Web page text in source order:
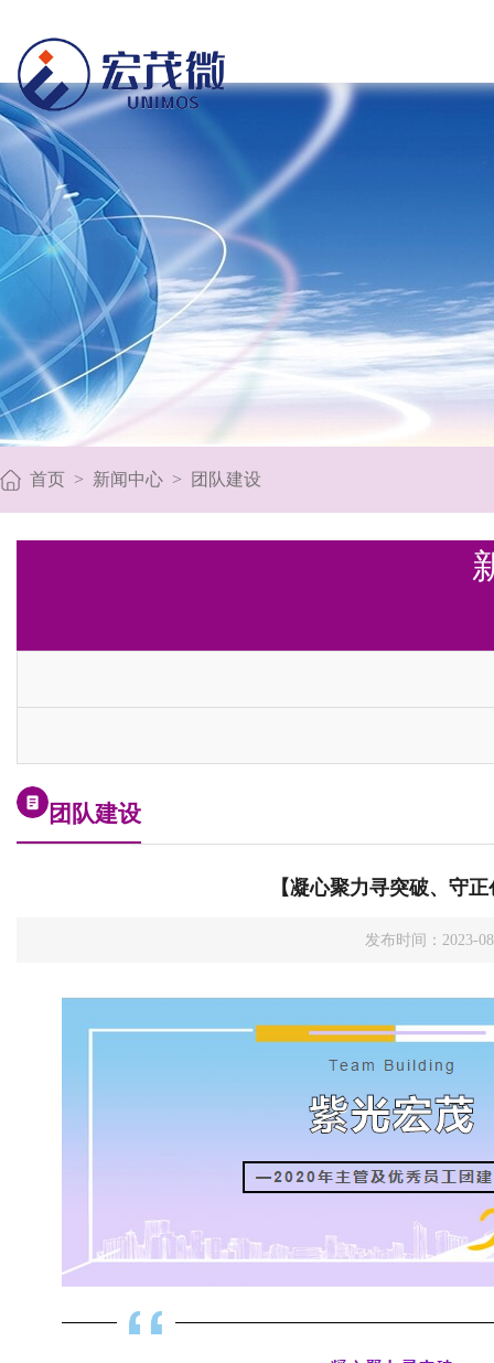
首页 > 新闻中心 > 团队建设
团队建设
【凝心聚力寻突破、守
发布时间：2023-